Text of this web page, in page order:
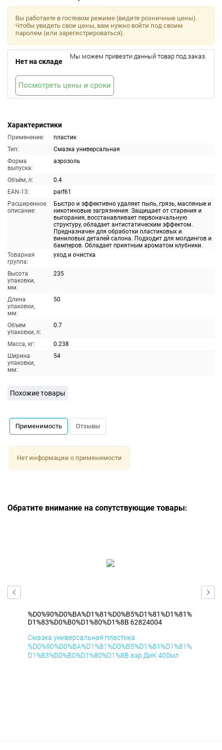
Характеристики
Применение:
пластик
Тип:
Смазка универсальная
Форма
выпуска:
аэрозоль
Объём, л:
0.4
EAN-13:
parf61
Расширенное
описание:
Быстро и эффективно удаляет пыль, грязь, масляные и
никотиновые загрязнения. Защищает от старения и
выгорания, восстанавливает первоначальную
структуру, обладает антистатическим эффектом.
Предназначен для обработки пластиковых и
виниловых деталей салона. Подходит для молдингов и
бамперов. Обладает приятным ароматом клубники.
Товарная
группа:
уход и очистка
Высота
упаковки,
мм:
235
Длина
упаковки,
мм:
50
Объем
упаковки, л:
0.7
Масса, кг:
0.238
Ширина
упаковки,
мм:
54
Вы работаете в гостевом режиме (видите розничные цены).
Чтобы увидеть свои цены, вам нужно войти под своим
паролем (или зарегистрироваться).
Нет на складе
Мы можем привезти данный товар под заказ.
Посмотреть цены и сроки
Похожие товары
Применимость Отзывы
Нет информации о применимости
Обратите внимание на сопутствующие товары:
%D0%90%D0%BA%D1%81%D0%B5%D1%81%D1%81%
D1%83%D0%B0%D1%80%D1%8B 62824004
Смазка универсальная пластика
%D0%90%D0%BA%D1%81%D0%B5%D1%81%D1%81%
D1%83%D0%B0%D1%80%D1%8B аэр ДиК 400мл